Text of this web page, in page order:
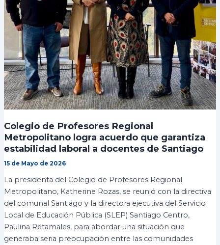
Colegio de Profesores Regional
Metropolitano logra acuerdo que garantiza
estabilidad laboral a docentes de Santiago
15 de Mayo de 2026
La presidenta del Colegio de Profesores Regional
Metropolitano, Katherine Rozas, se reunió con la directiva
del comunal Santiago y la directora ejecutiva del Servicio
Local de Educación Pública (SLEP) Santiago Centro,
Paulina Retamales, para abordar una situación que
generaba seria preocupación entre las comunidades